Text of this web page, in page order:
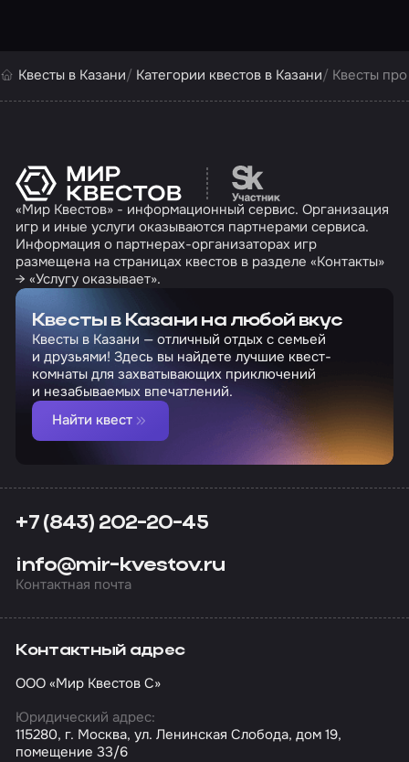
Квесты в Казани Категории квестов в Казани Квесты
Перейти на сайт
«Мир Квестов» - информационный сервис. Организация
игр и иные услуги оказываются партнерами сервиса.
Информация о партнерах-организаторах игр
размещена на страницах квестов в разделе «Контакты»
→ «Услугу оказывает».
Квесты в Казани на любой вкус
Квесты в Казани — отличный отдых с семьей
и друзьями! Здесь вы найдете лучшие квест-
комнаты для захватывающих приключений
и незабываемых впечатлений.
Найти квест
+7 (843) 202-20-45
info@mir-kvestov.ru
Контактная почта
Контактный адрес
ООО «Мир Квестов С»
Юридический адрес:
115280, г. Москва, ул. Ленинская Слобода, дом 19,
помещение 33/6